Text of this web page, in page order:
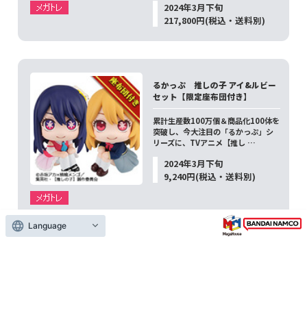
2024年3月下旬
217,800円(税込・送料別)
るかっぷ 推しの子 アイ&ルビー
セット【限定座布団付き】
累計生産数100万個＆商品化100体を
突破し、今大注目の「るかっぷ」シ
リーズに、TVアニメ【推し …
2024年3月下旬
9,240円(税込・送料別)
Language